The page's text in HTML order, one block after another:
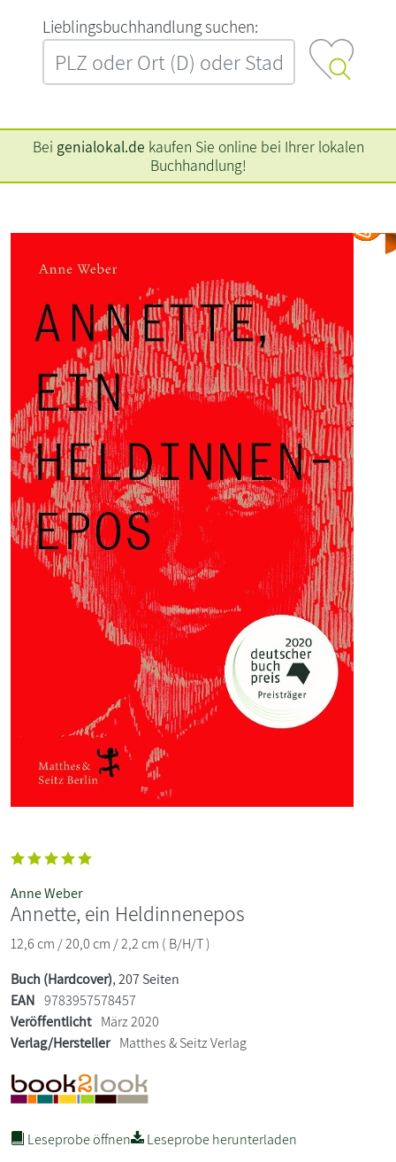
L‍i‍e‍b‍l‍i‍n‍g‍s‍b‍u‍c‍h‍h‍a‍n‍d‍l‍u‍n‍g‍ ‍s‍u‍c‍h‍e‍n‍:‍
Bei genialokal.de kaufen Sie online bei Ihrer lokalen
Buchhandlung!
Anne Weber
Annette, ein Heldinnenepos
12,6 cm / 20,0 cm / 2,2 cm ( B/H/T )
Buch (Hardcover), 207 Seiten
EAN 9783957578457
Veröffentlicht März 2020
Verlag/Hersteller Matthes & Seitz Verlag
Leseprobe öffnen
Leseprobe herunterladen